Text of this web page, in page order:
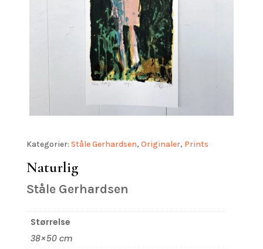
Kategorier: Ståle Gerhardsen, Originaler, Prints
Naturlig
Ståle Gerhardsen
Størrelse
38×50 cm